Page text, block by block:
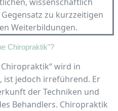
zu kurzzeitigen
Weiterbildungen.
Chiropraktik"?
wird in
ist jedoch irreführend. Er
der Techniken und
Behandlers. Chiropraktik